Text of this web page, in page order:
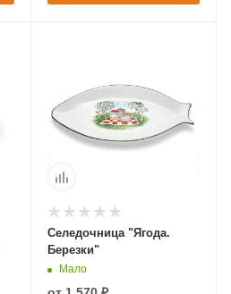
Селедочница "Ягода.
Березки"
Мало